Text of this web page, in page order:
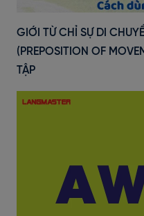
GIỚI TỪ CHỈ SỰ DI
(PREPOSITION OF
TẬP